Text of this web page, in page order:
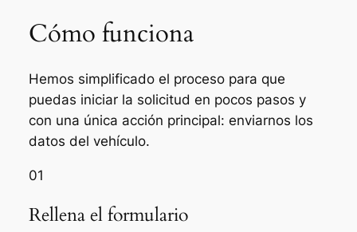
Cómo funciona
Hemos simplificado el proceso para que
puedas iniciar la solicitud en pocos pasos y
con una única acción principal: enviarnos los
datos del vehículo.
01
Rellena el formulario